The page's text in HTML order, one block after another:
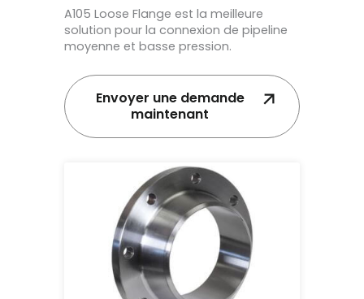
A105 Loose Flange est la meilleure
solution pour la connexion de pipeline
moyenne et basse pression.
Envoyer une demande
maintenant